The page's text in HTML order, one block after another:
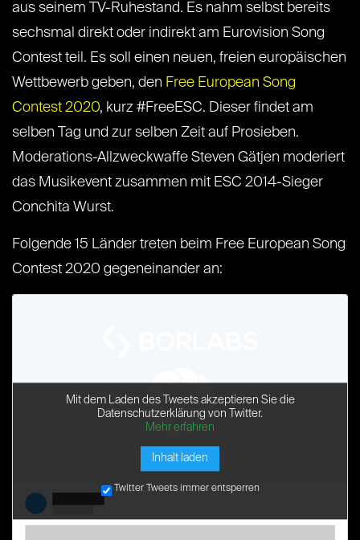
aus seinem TV-Ruhestand. Es nahm selbst bereits
sechsmal direkt oder indirekt am Eurovision Song
Contest teil. Es soll einen neuen, freien europäischen
Wettbewerb geben, den Free European Song
Contest 2020, kurz #FreeESC. Dieser findet am
selben Tag und zur selben Zeit auf Prosieben.
Moderations-Allzweckwaffe Steven Gätjen moderiert
das Musikevent zusammen mit ESC 2014-Sieger
Conchita Wurst.
Folgende 15 Länder treten beim Free European Song
Contest 2020 gegeneinander an:
Mit dem Laden des Tweets akzeptieren Sie die
Datenschutzerklärung von Twitter.
Mehr erfahren
Inhalt laden
Twitter Tweets immer entsperren